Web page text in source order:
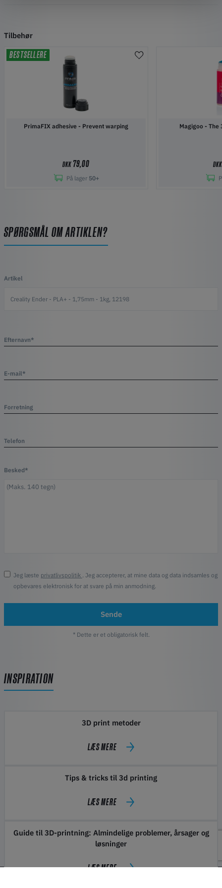
Tilbehør
BESTSELLERE
PrimaFIX adhesive - Prevent warping
DKK79,00
På lager 50+
DKK
SPØRGSMÅL OM ARTIKLEN?
Artikel
Efternavn*
E-mail*
Forretning
Telefon
Besked*
Jeg læste privatlivspolitik
. Jeg accepterer, at mine data og data indsamles og
opbevares elektronisk for at svare på min anmodning.
Sende
* Dette er et obligatorisk felt.
INSPIRATION
3D print metoder
LÆS MERE
Tips & tricks til 3d printing
LÆS MERE
Guide til 3D-printning: Almindelige problemer, årsager og
løsninger
LÆS MERE